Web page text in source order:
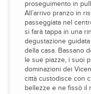
proseguimento in
All’arrivo pranzo in
passeggiata nel
si farà tappa in una
degustazione
della casa. Bassano
le sue piazze, i suoi
dominazioni dei
città custodisce con
bellezze e ne fissò il